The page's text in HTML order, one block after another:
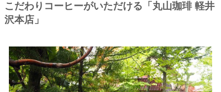
こだわりコーヒーがいただける「丸山珈琲 軽井
沢本店」